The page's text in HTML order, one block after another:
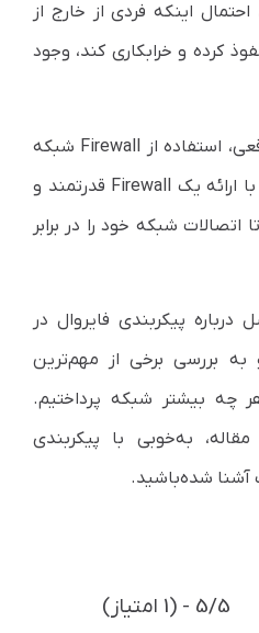
اینکه فردی از خارج از
کرده و خرابکاری کند، وجود
بهترین راهکار در چنین مواقعی، استفاده از Firewall شبکه
است. MikroTik RouterOS با ارائه یک Firewall قدرتمند و
شبکه خود را در برابر
پیکربندی فایروال در
بررسی برخی از مهم‌ترین
چه بیشتر شبکه پرداختیم.
به‌خوبی با پیکربندی
5/5 - (1 امتیاز)